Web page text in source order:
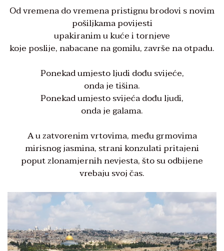
Od vremena do vremena pristignu brodovi s novim
pošiljkama povijesti
upakiranim u kuće i tornjeve
koje poslije, nabacane na gomilu, završe na otpadu.
Ponekad umjesto ljudi dođu svijeće,
onda je tišina.
Ponekad umjesto svijeća dođu ljudi,
onda je galama.
A u zatvorenim vrtovima, među grmovima
mirisnog jasmina, strani konzulati pritajeni
poput zlonamjernih nevjesta, što su odbijene
vrebaju svoj čas.